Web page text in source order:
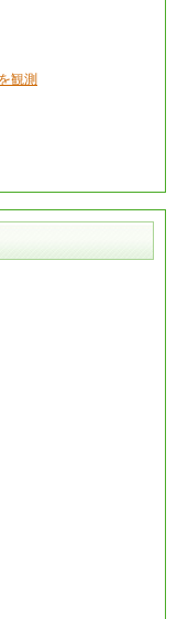
観測